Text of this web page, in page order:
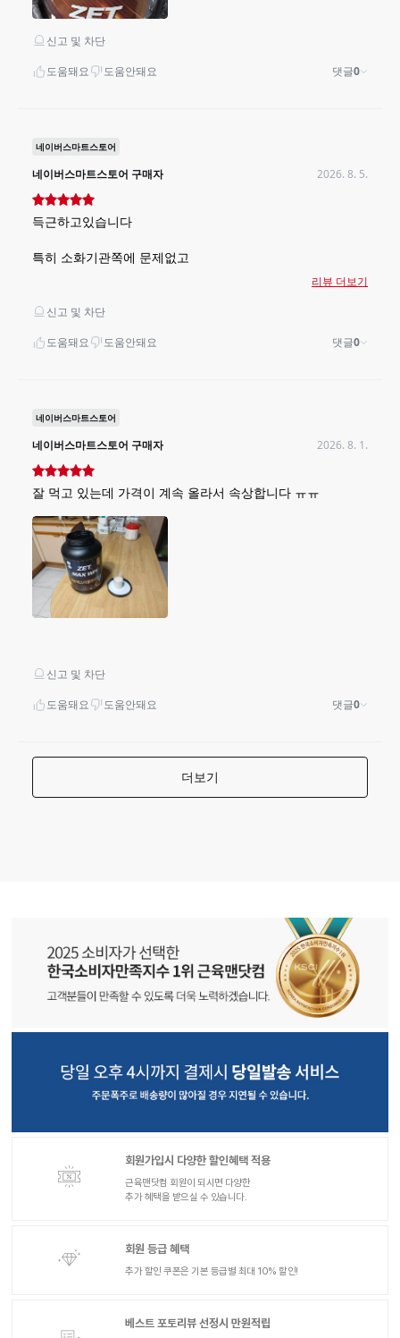
회원가입시 다양한 할인혜택 적용
근육맨닷컴 회원이 되시면 다양한
추가 혜택을 받으실 수 있습니다.
회원 등급 혜택
추가 할인 쿠폰은 기본 등급별 최대 10% 할인!
베스트 포토리뷰 선정시 만원적립